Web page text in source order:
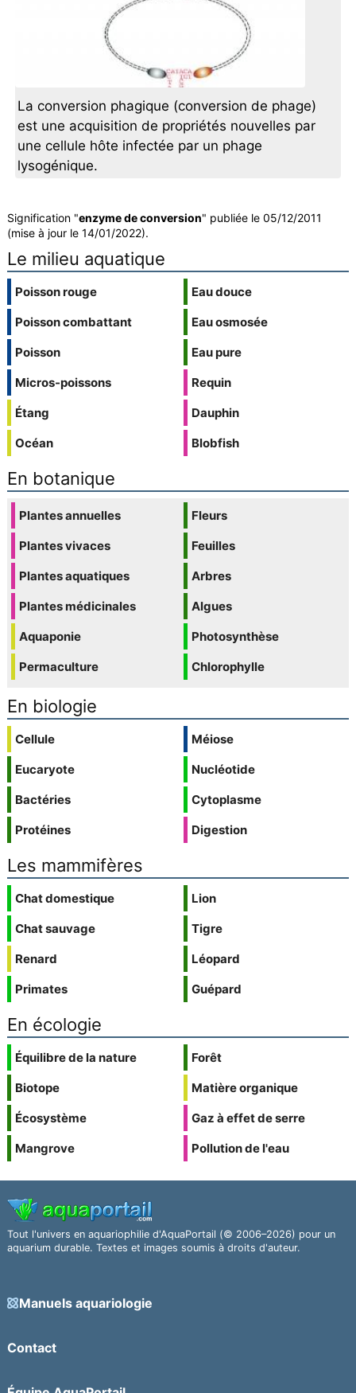
La conversion phagique (conversion de phage)
est une acquisition de propriétés nouvelles par
une cellule hôte infectée par un phage
lysogénique.
Signification "enzyme de conversion" publiée le 05/12/2011
(mise à jour le 14/01/2022).
Le milieu aquatique
Poisson rouge
Poisson combattant
Poisson
Micros-poissons
Étang
Océan
Eau douce
Eau osmosée
Eau pure
Requin
Dauphin
Blobfish
En botanique
Plantes annuelles
Plantes vivaces
Plantes aquatiques
Plantes médicinales
Aquaponie
Permaculture
Fleurs
Feuilles
Arbres
Algues
Photosynthèse
Chlorophylle
En biologie
Cellule
Eucaryote
Bactéries
Protéines
Méiose
Nucléotide
Cytoplasme
Digestion
Les mammifères
Chat domestique
Chat sauvage
Renard
Primates
Lion
Tigre
Léopard
Guépard
En écologie
Équilibre de la nature
Biotope
Écosystème
Mangrove
Forêt
Matière organique
Gaz à effet de serre
Pollution de l'eau
Tout l'univers en aquariophilie d'AquaPortail (© 2006–2026) pour un
aquarium durable. Textes et images soumis à droits d'auteur.
Manuels aquariologie
Contact